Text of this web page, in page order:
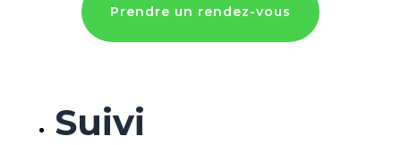
Prendre un rendez-vous
Suivi